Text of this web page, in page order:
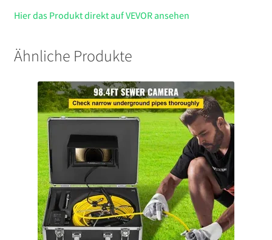
Hier das Produkt direkt auf VEVOR ansehen
Ähnliche Produkte